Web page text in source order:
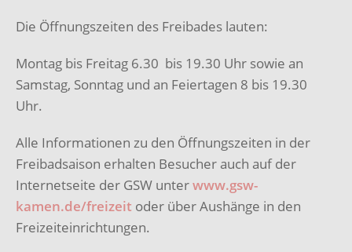
Die Öffnungszeiten des Freibades lauten:
Montag bis Freitag 6.30 bis 19.30 Uhr sowie an
Samstag, Sonntag und an Feiertagen 8 bis 19.30
Uhr.
Alle Informationen zu den Öffnungszeiten in der
Freibadsaison erhalten Besucher auch auf der
Internetseite der GSW unterwww.gsw-
kamen.de/freizeit oder über Aushänge in den
Freizeiteinrichtungen.